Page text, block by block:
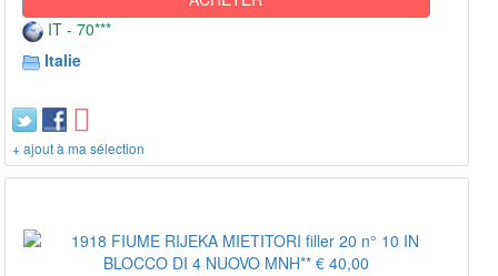
IT - 70***
Italie
+ ajout à ma sélection